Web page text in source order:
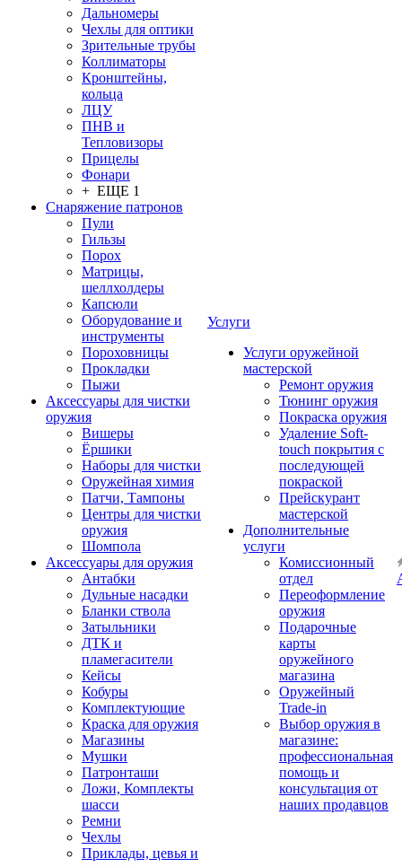
Дальномеры
Чехлы для оптики
Зрительные трубы
Коллиматоры
Кронштейны,
кольца
ЛЦУ
ПНВ и
Тепловизоры
Прицелы
Фонари
+ ЕЩЕ 1
Снаряжение патронов
Пули
Гильзы
Порох
Матрицы,
шеллхолдеры
Капсюли
Оборудование и
инструменты
Пороховницы
Прокладки
Пыжи
Аксессуары для чистки
оружия
Вишеры
Ёршики
Наборы для чистки
Оружейная химия
Патчи, Тампоны
Центры для чистки
оружия
Шомпола
Аксессуары для оружия
Антабки
Дульные насадки
Бланки ствола
Затыльники
ДТК и
пламегасители
Кейсы
Кобуры
Комплектующие
Краска для оружия
Магазины
Мушки
Патронташи
Ложи, Комплекты
шасси
Ремни
Чехлы
Приклады, цевья и
Услуги
Услуги оружейной
мастерской
Ремонт оружия
Тюнинг оружия
Покраска оружия
Удаление Soft-
touch покрытия с
последующей
покраской
Прейскурант
мастерской
Дополнительные
услуги
Комиссионный
отдел
Переоформление
оружия
Подарочные
карты
оружейного
магазина
Оружейный
Trade-in
Выбор оружия в
магазине:
профессиональная
помощь и
консультация от
наших продавцов